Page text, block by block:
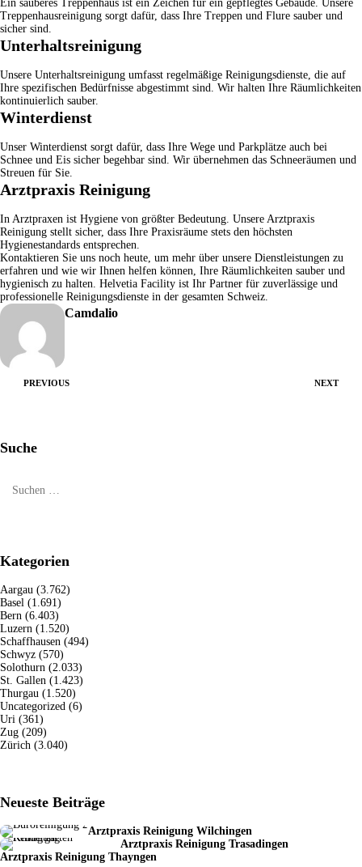
Ein sauberes Treppenhaus ist ein Zeichen für ein gepflegtes Gebäude. Unsere
Treppenhausreinigung sorgt dafür, dass Ihre Treppen und Flure sauber und
sicher sind.
Unterhaltsreinigung
Unsere Unterhaltsreinigung umfasst regelmäßige Reinigungsdienste, die auf
Ihre spezifischen Bedürfnisse abgestimmt sind. Wir halten Ihre Räumlichkeiten
kontinuierlich sauber.
Winterdienst
Unser Winterdienst sorgt dafür, dass Ihre Wege und Parkplätze auch bei
Schnee und Eis sicher begehbar sind. Wir übernehmen das Schneeräumen und
Streuen für Sie.
Arztpraxis Reinigung
In Arztpraxen ist Hygiene von größter Bedeutung. Unsere Arztpraxis
Reinigung stellt sicher, dass Ihre Praxisräume stets den höchsten
Hygienestandards entsprechen.
Kontaktieren Sie uns noch heute, um mehr über unsere Dienstleistungen zu
erfahren und wie wir Ihnen helfen können, Ihre Räumlichkeiten sauber und
hygienisch zu halten. Helvetia Facility ist Ihr Partner für zuverlässige und
professionelle Reinigungsdienste in der gesamten Schweiz.
Camdalio
PREVIOUS NEXT
Suche
Kategorien
Aargau (3.762)
Basel (1.691)
Bern (6.403)
Luzern (1.520)
Schaffhausen (494)
Schwyz (570)
Solothurn (2.033)
St. Gallen (1.423)
Thurgau (1.520)
Uncategorized (6)
Uri (361)
Zug (209)
Zürich (3.040)
Neueste Beiträge
Arztpraxis Reinigung Wilchingen
Arztpraxis Reinigung Trasadingen
Arztpraxis Reinigung Thayngen